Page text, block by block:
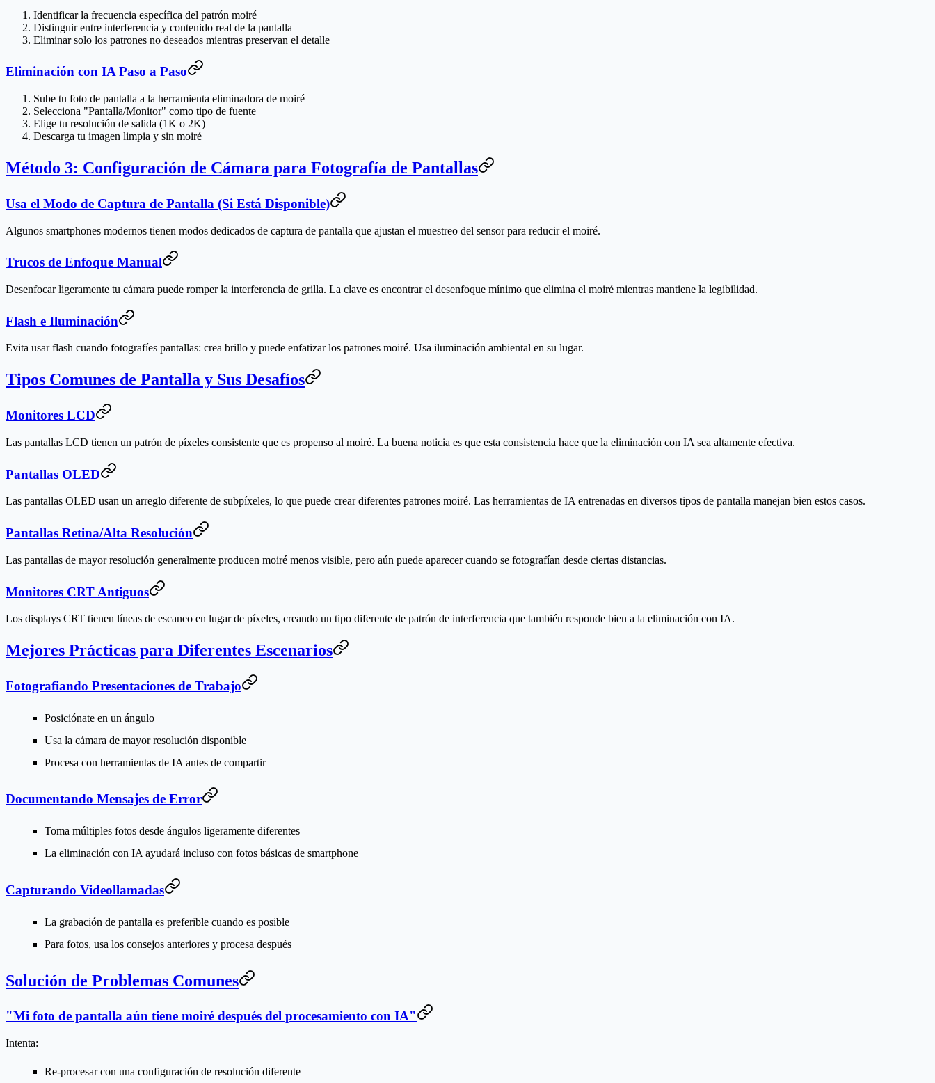
Identificarla frecuencia específica del patrón moiré
Distinguirentre interferencia y contenido real de la pantalla
Eliminarsolo los patrones no deseados mientras preservan el detalle
Eliminación con IA Paso a Paso
Sube tu foto de pantalla a la herramienta eliminadora de moiré
Selecciona "Pantalla/Monitor" como tipo de fuente
Elige tu resolución de salida (1K o 2K)
Descarga tu imagen limpia y sin moiré
Método 3: Configuración de Cámara para Fotografía de Pantallas
Usa el Modo de Captura de Pantalla (Si Está Disponible)
Algunos smartphones modernos tienen modos dedicados de captura de pantalla que ajustan el muestreo del sensor para reducir el moiré.
Trucos de Enfoque Manual
Desenfocar ligeramente tu cámara puede romper la interferencia de grilla. La clave es encontrar el desenfoque mínimo que elimina el moiré mientras mantiene la legibilidad.
Flash e Iluminación
Evita usar flash cuando fotografíes pantallas: crea brillo y puede enfatizar los patrones moiré. Usa iluminación ambiental en su lugar.
Tipos Comunes de Pantalla y Sus Desafíos
Monitores LCD
Las pantallas LCD tienen un patrón de píxeles consistente que es propenso al moiré. La buena noticia es que esta consistencia hace que la eliminación con IA sea altamente efectiva.
Pantallas OLED
Las pantallas OLED usan un arreglo diferente de subpíxeles, lo que puede crear diferentes patrones moiré. Las herramientas de IA entrenadas en diversos tipos de pantalla manejan bien estos casos.
Pantallas Retina/Alta Resolución
Las pantallas de mayor resolución generalmente producen moiré menos visible, pero aún puede aparecer cuando se fotografían desde ciertas distancias.
Monitores CRT Antiguos
Los displays CRT tienen líneas de escaneo en lugar de píxeles, creando un tipo diferente de patrón de interferencia que también responde bien a la eliminación con IA.
Mejores Prácticas para Diferentes Escenarios
Fotografiando Presentaciones de Trabajo
Posiciónate en un ángulo
Usa la cámara de mayor resolución disponible
Procesa con herramientas de IA antes de compartir
Documentando Mensajes de Error
Toma múltiples fotos desde ángulos ligeramente diferentes
La eliminación con IA ayudará incluso con fotos básicas de smartphone
Capturando Videollamadas
La grabación de pantalla es preferible cuando es posible
Para fotos, usa los consejos anteriores y procesa después
Solución de Problemas Comunes
"Mi foto de pantalla aún tiene moiré después del procesamiento con IA"
Intenta:
Re-procesar con una configuración de resolución diferente